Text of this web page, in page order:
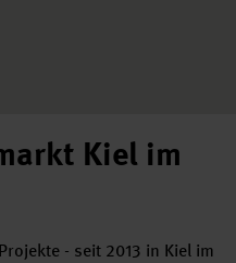
Kiel im
- seit 2013 in Kiel im